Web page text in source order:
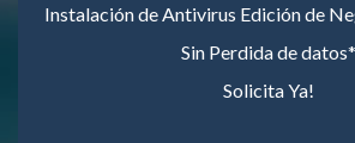
Instalación de Antivirus Edición de
Sin Perdida de datos*
Solicita Ya!